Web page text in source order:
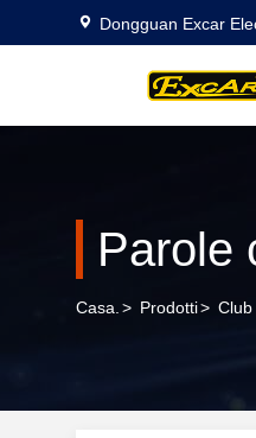
Dongguan Excar
Casa. > Prodotti>